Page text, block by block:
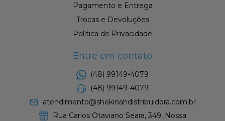
Pagamento e Entrega
Trocas e Devoluções
Política de Privacidade
Entre em contato
(48) 99149-4079
(48) 99149-4079
atendimento@shekinahdistribuidora.com.br
Rua Carlos Otaviano Seara, 349, Nossa